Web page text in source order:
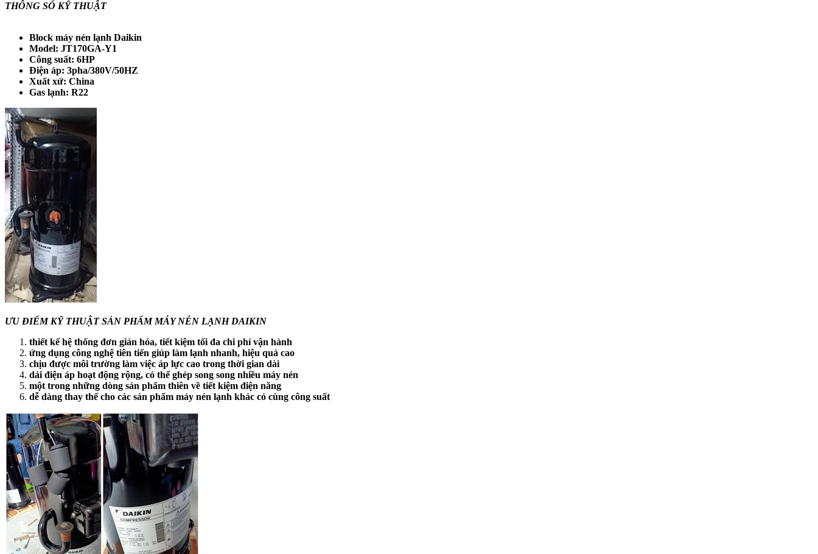
THÔNG SỐ KỸ THUẬT
Block máy nén lạnh Daikin
Model: JT170GA-Y1
Công suất: 6HP
Điện áp: 3pha/380V/50HZ
Xuất xứ: China
Gas lạnh: R22
ƯU ĐIỂM KỸ THUẬT SẢN PHẨM MÁY NÉN LẠNH DAIKIN
thiết kế hệ thống đơn giản hóa, tiết kiệm tối đa chi phí vận hành
ứng dụng công nghệ tiên tiến giúp làm lạnh nhanh, hiệu quả cao
chịu được môi trường làm việc áp lực cao trong thời gian dài
dải điện áp hoạt động rộng, có thể ghép song song nhiều máy nén
một trong những dòng sản phẩm thiên về tiết kiệm điện năng
dễ dàng thay thế cho các sản phẩm máy nén lạnh khác có cùng công suất